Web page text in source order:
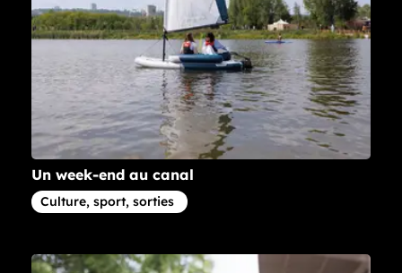
Un week-end au canal
Article concernant la thématique
Culture, sport, sorties